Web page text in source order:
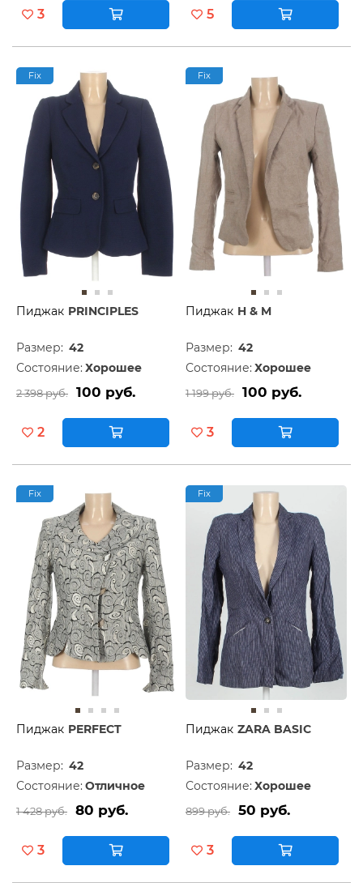
3 5
Fix
Пиджак PRINCIPLES
Размер: 42
Состояние: Хорошее
2 398 руб. 100 руб.
2
Fix
Пиджак H & M
Размер: 42
Состояние: Хорошее
1 199 руб. 100 руб.
3
Fix
Пиджак PERFECT
Размер: 42
Состояние: Отличное
1 428 руб. 80 руб.
3
Fix
Пиджак ZARA BASIC
Размер: 42
Состояние: Хорошее
899 руб. 50 руб.
3